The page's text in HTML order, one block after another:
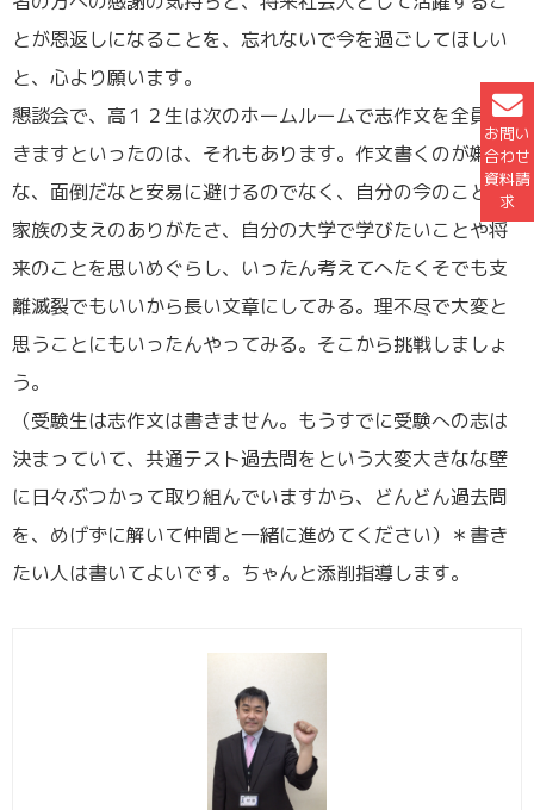
お問い
合わせ
資料請
求
とが恩返しになることを、忘れないで今を過ごしてほしい
と、心より願います。
懇談会で、高１２生は次のホームルームで志作文を全員書
きますといったのは、それもあります。作文書くのが嫌だ
な、面倒だなと安易に避けるのでなく、自分の今のこと、
家族の支えのありがたさ、自分の大学で学びたいことや将
来のことを思いめぐらし、いったん考えてへたくそでも支
離滅裂でもいいから長い文章にしてみる。理不尽で大変と
思うことにもいったんやってみる。そこから挑戦しましょ
う。
（受験生は志作文は書きません。もうすでに受験への志は
決まっていて、共通テスト過去問をという大変大きなな壁
に日々ぶつかって取り組んでいますから、どんどん過去問
を、めげずに解いて仲間と一緒に進めてください）＊書き
たい人は書いてよいです。ちゃんと添削指導します。